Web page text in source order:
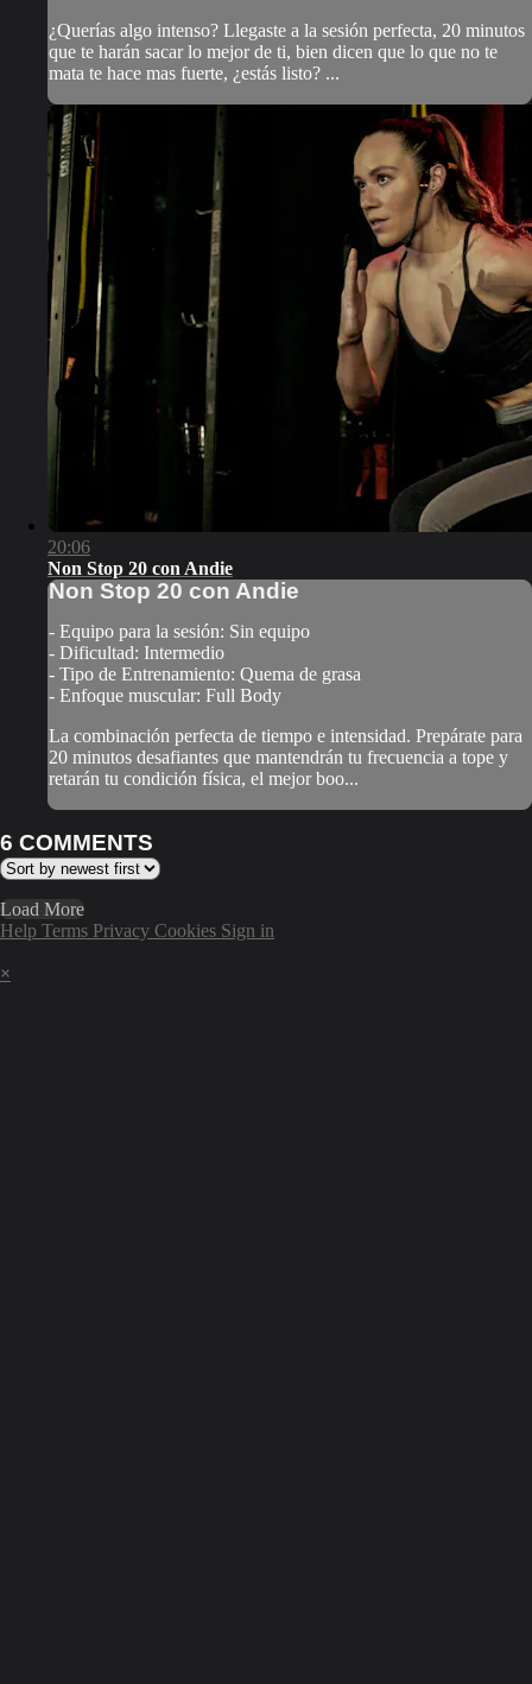
¿Querías algo intenso? Llegaste a la sesión perfecta, 20 minutos
que te harán sacar lo mejor de ti, bien dicen que lo que no te
mata te hace mas fuerte, ¿estás listo? ...
20:06
Non Stop 20 con Andie
Non Stop 20 con Andie
- Equipo para la sesión: Sin equipo
- Dificultad: Intermedio
- Tipo de Entrenamiento: Quema de grasa
- Enfoque muscular: Full Body
La combinación perfecta de tiempo e intensidad. Prepárate para
20 minutos desafiantes que mantendrán tu frecuencia a tope y
retarán tu condición física, el mejor boo...
6 COMMENTS
Load More
Help Terms Privacy Cookies Sign in
×